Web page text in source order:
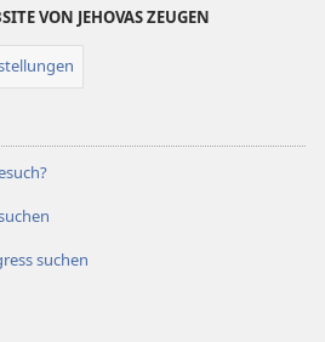
VON JEHOVAS ZEUGEN
suchen